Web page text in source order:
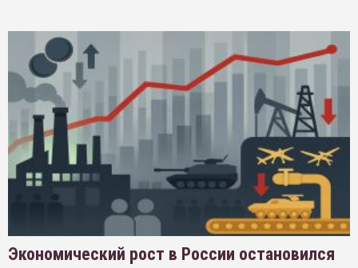
Экономический рост в России остановился